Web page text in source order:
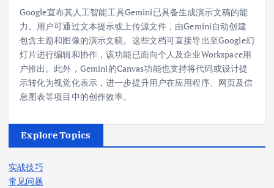
Google宣布其人工智能工具Gemini已具备生成演示文稿的能
力。用户可通过文本提示或上传源文件，由Gemini自动创建
包含主题和图像的演示文稿。这些文档可直接导出至Google幻
灯片进行编辑和协作，该功能已面向个人及企业Workspace用
户推出。此外，Gemini的Canvas功能也支持将代码或设计提
示转化为视觉化表示，进一步提升用户在应用程序、网页及信
息图表等项目中的创作效率。
Explore Topics
实战技巧
常见问题